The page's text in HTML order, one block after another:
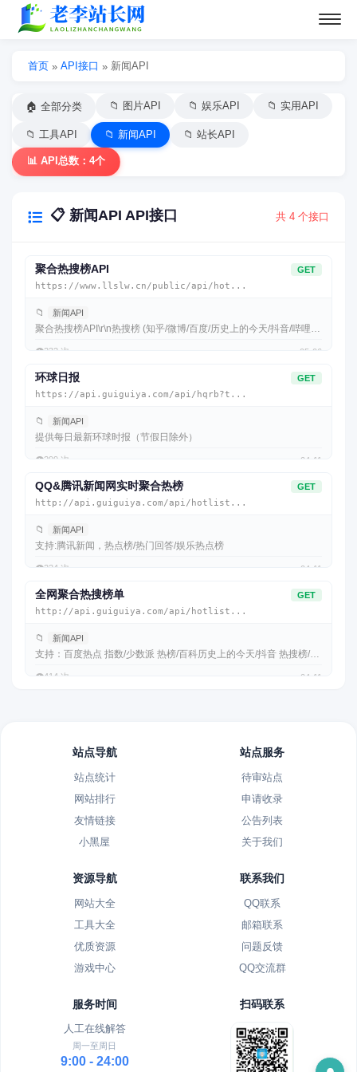
首页 » API接口 » 新闻API
🏠 全部分类 📁 图片API 📁 娱乐API 📁 实用API
📁 工具API 📁 新闻API 📁 站长API
📊 API总数：4个
📋 新闻API API接口 共 4 个接口
聚合热搜榜API GET
https://www.llslw.cn/public/api/hot...
📁 新闻API
聚合热搜榜API\r\n热搜榜 (知乎/微博/百度/历史上的今天/抖音/哔哩哔
👁️232 次 05-06
环球日报 GET
https://api.guiguiya.com/api/hqrb?t...
📁 新闻API
提供每日最新环球时报（节假日除外）
👁️299 次 04-11
QQ&腾讯新闻网实时聚合热榜 GET
http://api.guiguiya.com/api/hotlist...
📁 新闻API
支持:腾讯新闻，热点榜/热门回答/娱乐热点榜
👁️224 次 04-11
全网聚合热搜榜单 GET
http://api.guiguiya.com/api/hotlist...
📁 新闻API
支持：百度热点 指数/少数派 热榜/百科历史上的今天/抖音 热搜榜/哔
👁️414 次 04-11
站点导航
站点统计
网站排行
友情链接
小黑屋
站点服务
待审站点
申请收录
公告列表
关于我们
资源导航
网站大全
工具大全
优质资源
游戏中心
联系我们
QQ联系
邮箱联系
问题反馈
QQ交流群
服务时间
人工在线解答
周一至周日
9:00 - 24:00
扫码联系